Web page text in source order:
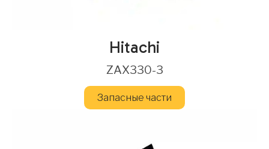
Hitachi
ZAX330-3
Запасные части